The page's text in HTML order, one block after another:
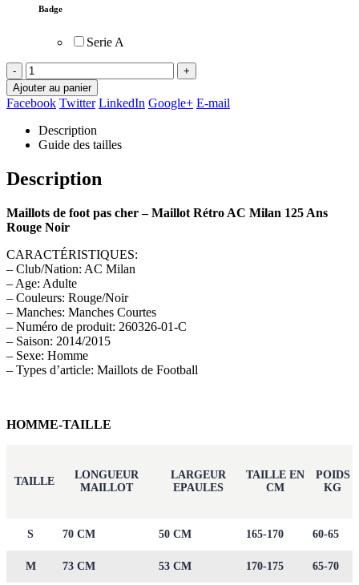
Badge
Serie A
-
+
Ajouter au panier
Facebook Twitter LinkedIn Google+ E-mail
Description
Guide des tailles
Description
Maillots de foot pas cher – Maillot Rétro AC Milan 125 Ans
Rouge Noir
CARACTÉRISTIQUES:
– Club/Nation: AC Milan
– Age: Adulte
– Couleurs: Rouge/Noir
– Manches: Manches Courtes
– Numéro de produit: 260326-01-C
– Saison: 2014/2015
– Sexe: Homme
– Types d’article: Maillots de Football
HOMME-TAILLE
TAILLE
LONGUEUR
MAILLOT
LARGEUR
EPAULES
TAILLE EN
CM
POIDS
KG
S 70 CM 50 CM 165-170 60-65
M 73 CM 53 CM 170-175 65-70